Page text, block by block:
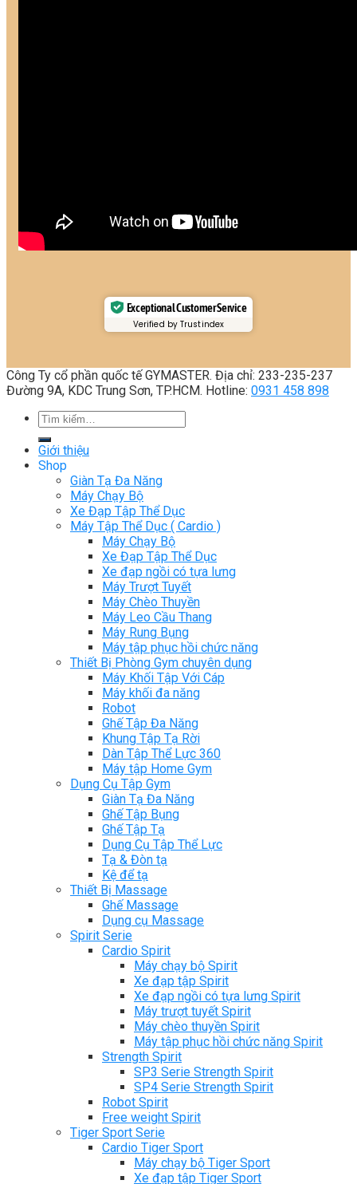
Exceptional Customer Service
Verified by Trustindex
Công Ty cổ phần quốc tế GYMASTER. Địa chỉ: 233-235-237
Đường 9A, KDC Trung Sơn, TP.HCM. Hotline: 0931 458 898
Tìm
Giới thiệu
Shop
Giàn Tạ Đa Năng
Máy Chạy Bộ
Xe Đạp Tập Thể Dục
Máy Tập Thể Dục ( Cardio )
Máy Chạy Bộ
Xe Đạp Tập Thể Dục
Xe đạp ngồi có tựa lưng
Máy Trượt Tuyết
Máy Chèo Thuyền
Máy Leo Cầu Thang
Máy Rung Bụng
Máy tập phục hồi chức năng
Thiết Bị Phòng Gym chuyên dụng
Máy Khối Tập Với Cáp
Máy khối đa năng
Robot
Ghế Tập Đa Năng
Khung Tập Tạ Rời
Dàn Tập Thể Lực 360
Máy tập Home Gym
Dụng Cụ Tập Gym
Giàn Tạ Đa Năng
Ghế Tập Bụng
Ghế Tập Tạ
Dụng Cụ Tập Thể Lực
Tạ & Đòn tạ
Kệ để tạ
Thiết Bị Massage
Ghế Massage
Dụng cụ Massage
Spirit Serie
Cardio Spirit
Máy chạy bộ Spirit
Xe đạp tập Spirit
Xe đạp ngồi có tựa lưng Spirit
Máy trượt tuyết Spirit
Máy chèo thuyền Spirit
Máy tập phục hồi chức năng Spirit
Strength Spirit
SP3 Serie Strength Spirit
SP4 Serie Strength Spirit
Robot Spirit
Free weight Spirit
Tiger Sport Serie
Cardio Tiger Sport
Máy chạy bộ Tiger Sport
Xe đạp tập Tiger Sport